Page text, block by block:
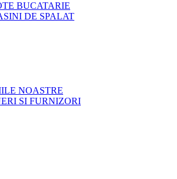
BUCATARIE
DE SPALAT
NOASTRE
SI FURNIZORI